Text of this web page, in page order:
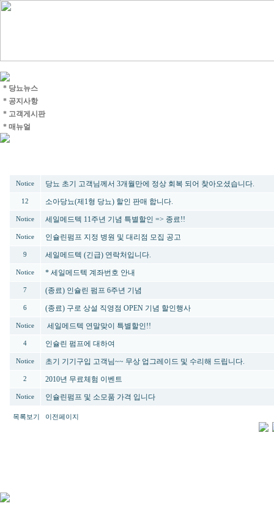
* 당뇨뉴스
* 공지사항
* 고객게시판
* 매뉴얼
Notice 당뇨 초기 고객님께서 3개월만에 정상 회복 되어 찾아오셨습니다.
12 소아당뇨(제1형 당뇨) 할인 판매 합니다.
Notice 세일메드텍 11주년 기념 특별할인 => 종료!!
Notice 인슐린펌프 지정 병원 및 대리점 모집 공고
9 세일메드텍 (긴급) 연락처입니다.
Notice * 세일메드텍 계좌번호 안내
7 (종료) 인슐린 펌프 6주년 기념
6 (종료) 구로 상설 직영점 OPEN 기념 할인행사
Notice 세일메드텍 연말맞이 특별할인!!
4 인슐린 펌프에 대하여
Notice 초기 기기구입 고객님~~ 무상 업그레이드 및 수리해 드립니다.
2 2010년 무료체험 이벤트
Notice 인슐린펌프 및 소모품 가격 입니다
목록보기 이전페이지